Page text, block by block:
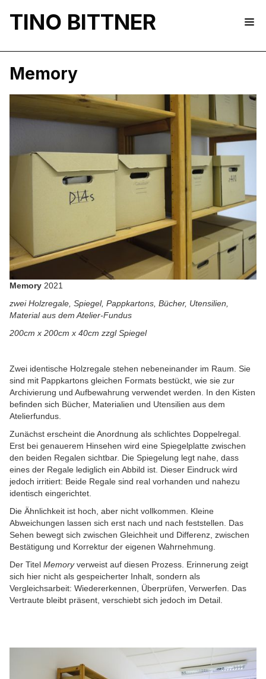
TINO BITTNER
Memory
Memory 2021
zwei Holzregale, Spiegel, Pappkartons, Bücher, Utensilien,
Material aus dem Atelier-Fundus
200cm x 200cm x 40cm zzgl Spiegel
Zwei identische Holzregale stehen nebeneinander im Raum. Sie
sind mit Pappkartons gleichen Formats bestückt, wie sie zur
Archivierung und Aufbewahrung verwendet werden. In den Kisten
befinden sich Bücher, Materialien und Utensilien aus dem
Atelierfundus.
Zunächst erscheint die Anordnung als schlichtes Doppelregal.
Erst bei genauerem Hinsehen wird eine Spiegelplatte zwischen
den beiden Regalen sichtbar. Die Spiegelung legt nahe, dass
eines der Regale lediglich ein Abbild ist. Dieser Eindruck wird
jedoch irritiert: Beide Regale sind real vorhanden und nahezu
identisch eingerichtet.
Die Ähnlichkeit ist hoch, aber nicht vollkommen. Kleine
Abweichungen lassen sich erst nach und nach feststellen. Das
Sehen bewegt sich zwischen Gleichheit und Differenz, zwischen
Bestätigung und Korrektur der eigenen Wahrnehmung.
Der Titel Memoryverweist auf diesen Prozess. Erinnerung zeigt
sich hier nicht als gespeicherter Inhalt, sondern als
Vergleichsarbeit: Wiedererkennen, Überprüfen, Verwerfen. Das
Vertraute bleibt präsent, verschiebt sich jedoch im Detail.